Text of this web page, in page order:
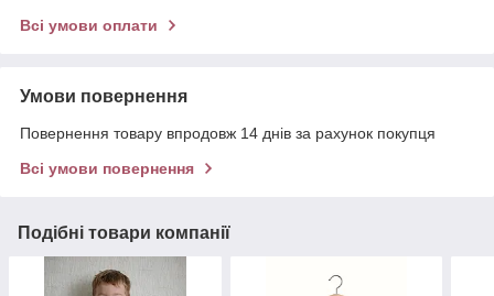
Всі умови оплати
Умови повернення
Повернення товару впродовж 14 днів за рахунок покупця
Всі умови повернення
Подібні товари компанії